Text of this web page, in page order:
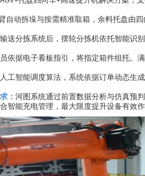
自动拆垛与按需精准取箱，余料托盘由
送分拣系统后，摆轮分拣机依托智能识
依据电子看板指引，将指定箱件组托。
工智能调度算法，系统依据订单动态生
： 河图系统通过前置数据分析与仿真预
智能充电管理，最大限度提升设备有效